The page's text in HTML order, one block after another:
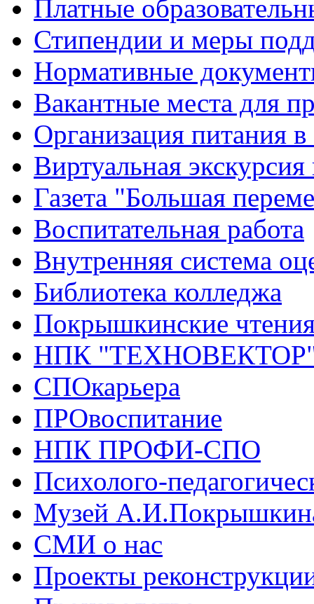
Платные
Стипендии и меры
Нормативные
Вакантные места для
Организация питания в
Виртуальная
Газета "Большая
Воспитательная работа
Внутренняя система
Библиотека колледжа
Покрышкинские
НПК
СПОкарьера
ПРОвоспитание
НПК ПРОФИ-СПО
Психолого-
Музей
СМИ о нас
Проекты